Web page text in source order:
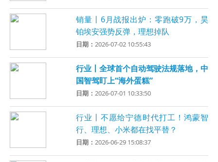
销量丨6月战报出炉：零跑破9万，昊
铂埃安强势反弹，理想掉队
日期：2026-07-02 10:55:43
行业丨全球首个自动驾驶法规落地，中
国智驾盯上“海外蛋糕”
日期：2026-07-01 10:33:50
行业丨不愿给宁德时代打工！鸿蒙智
行、理想、小米都在找平替？
日期：2026-06-29 15:08:37